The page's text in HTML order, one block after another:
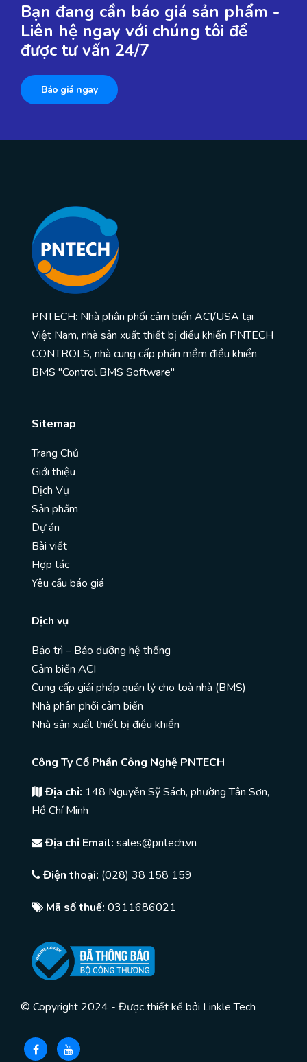
Bạn đang cần báo giá sản phẩm -
Liên hệ ngay với chúng tôi để
được tư vấn 24/7
Báo giá ngay
PNTECH: Nhà phân phối cảm biến ACI/USA tại
Việt Nam, nhà sản xuất thiết bị điều khiển PNTECH
CONTROLS, nhà cung cấp phần mềm điều khiển
BMS "Control BMS Software"
Sitemap
Trang Chủ
Giới thiệu
Dịch Vụ
Sản phẩm
Dự án
Bài viết
Hợp tác
Yêu cầu báo giá
Dịch vụ
Bảo trì – Bảo dưỡng hệ thống
Cảm biến ACI
Cung cấp giải pháp quản lý cho toà nhà (BMS)
Nhà phân phối cảm biến
Nhà sản xuất thiết bị điều khiển
Công Ty Cổ Phần Công Nghệ PNTECH
Địa chỉ: 148 Nguyễn Sỹ Sách, phường Tân Sơn,
Hồ Chí Minh
Địa chỉ Email: sales@pntech.vn
Điện thoại: (028) 38 158 159
Mã số thuế: 0311686021
© Copyright 2024 - Được thiết kế bởi Linkle Tech